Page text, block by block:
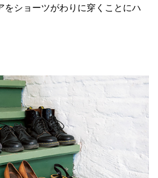
をショーツがわりに穿くことにハ